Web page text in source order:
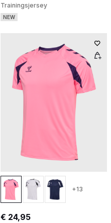
Trainingsjersey
NEW
+13
€ 24,95